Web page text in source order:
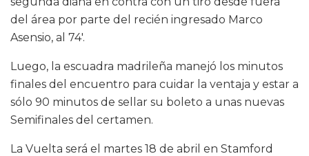
del área por parte del recién ingresado Marco
Asensio, al 74′.
Luego, la escuadra madrileña manejó los minutos
finales del encuentro para cuidar la ventaja y estar a
sólo 90 minutos de sellar su boleto a unas nuevas
Semifinales del certamen.
La Vuelta será el martes 18 de abril en Stamford